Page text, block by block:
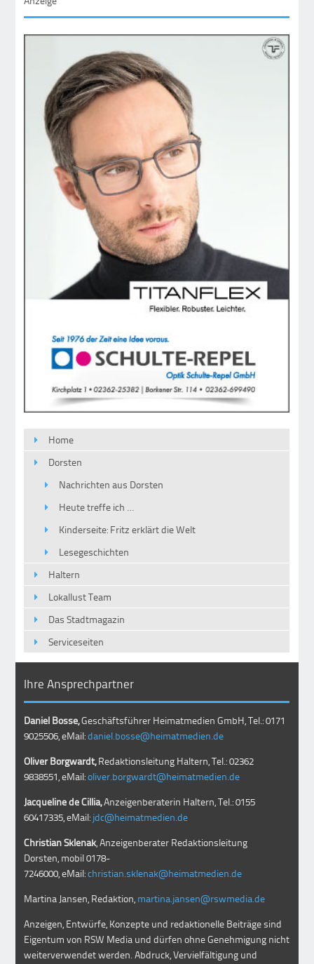
Home
Dorsten
Nachrichten aus Dorsten
Heute treffe ich …
Kinderseite: Fritz erklärt die Welt
Lesegeschichten
Haltern
Lokallust Team
Das Stadtmagazin
Serviceseiten
Ihre Ansprechpartner
Daniel Bosse,Geschäftsführer Heimatmedien GmbH, Tel.: 0171
9025506, eMail:daniel.bosse@heimatmedien.de
Oliver Borgwardt,Redaktionsleitung Haltern, Tel.: 02362
9838551, eMail:oliver.borgwardt@heimatmedien.de
Jacqueline de Cillia,Anzeigenberaterin Haltern, Tel.: 0155
60417335, eMail: jdc@heimatmedien.de
Christian Sklenak , Anzeigenberater Redaktionsleitung
Dorsten, mobil0178-
7246000 , eMail:christian.sklenak@heimatmedien.de
Martina Jansen, Redaktion, martina.jansen@rswmedia.de
Anzeigen, Entwürfe, Konzepte und redaktionelle Beiträge sind
Eigentum von RSW Media und dürfen ohne Genehmigung nicht
weiterverwendet werden. Abdruck, Vervielfältigung und